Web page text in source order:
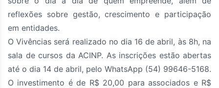
reflexões sobre gestão, crescimento e participação
em entidades.
O Vivências será realizado no dia 16 de abril, às 8h, na
sala de cursos da ACINP. As inscrições estão abertas
até o dia 14 de abril, pelo WhatsApp (54) 99646-5168.
O investimento é de R$ 20,00 para associados e R$